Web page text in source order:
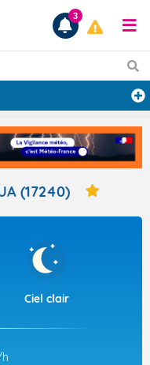
3
(17240)
Ciel clair